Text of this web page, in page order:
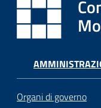
Organi di governo